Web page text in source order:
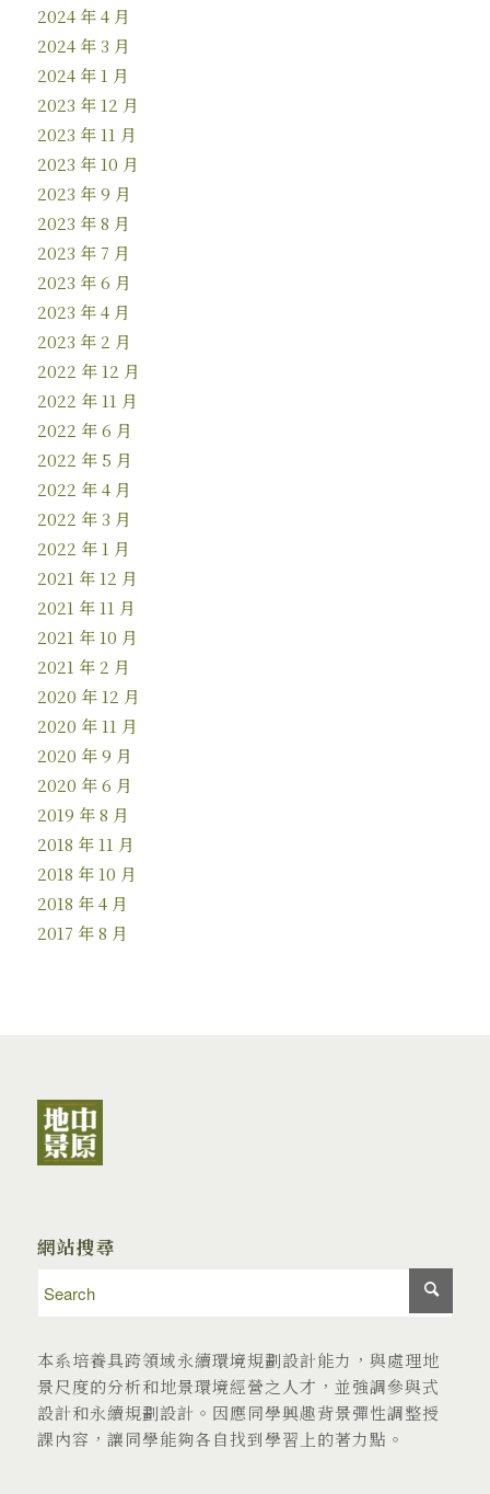
2024 年 4 月
2024 年 3 月
2024 年 1 月
2023 年 12 月
2023 年 11 月
2023 年 10 月
2023 年 9 月
2023 年 8 月
2023 年 7 月
2023 年 6 月
2023 年 4 月
2023 年 2 月
2022 年 12 月
2022 年 11 月
2022 年 6 月
2022 年 5 月
2022 年 4 月
2022 年 3 月
2022 年 1 月
2021 年 12 月
2021 年 11 月
2021 年 10 月
2021 年 2 月
2020 年 12 月
2020 年 11 月
2020 年 9 月
2020 年 6 月
2019 年 8 月
2018 年 11 月
2018 年 10 月
2018 年 4 月
2017 年 8 月
網站搜尋
本系培養具跨領域永續環境規劃設計能力，與處理地
景尺度的分析和地景環境經營之人才，並強調參與式
設計和永續規劃設計。因應同學興趣背景彈性調整授
課內容，讓同學能夠各自找到學習上的著力點。